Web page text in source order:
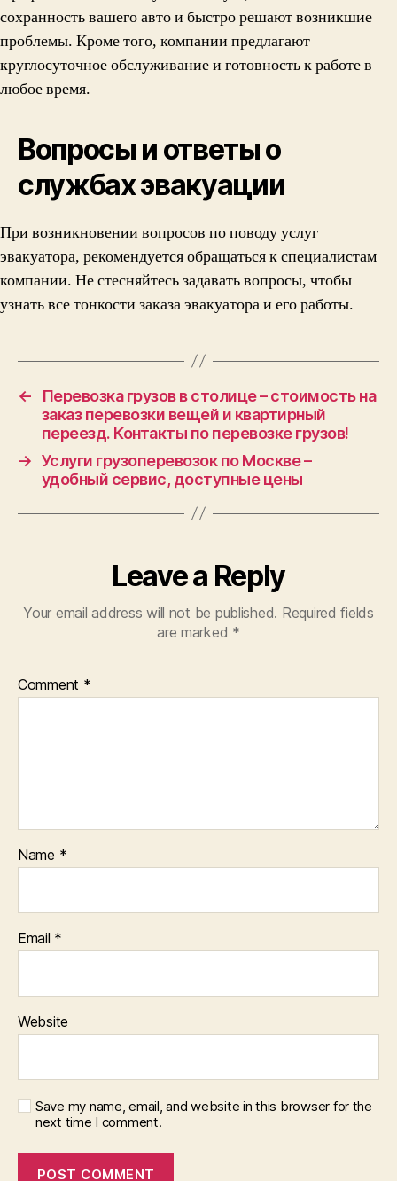
сохранность вашего авто и быстро решают возникшие
проблемы. Кроме того, компании предлагают
круглосуточное обслуживание и готовность к работе в
любое время.
Вопросы и ответы о
службах эвакуации
При возникновении вопросов по поводу услуг
эвакуатора, рекомендуется обращаться к специалистам
компании. Не стесняйтесь задавать вопросы, чтобы
узнать все тонкости заказа эвакуатора и его работы.
←
Перевозка грузов в столице – стоимость на
заказ перевозки вещей и квартирный
переезд. Контакты по перевозке грузов!
→ Услуги грузоперевозок по Москве –
удобный сервис, доступные цены
Leave a Reply
Your email address will not be published. Required fields
are marked *
Comment *
Name *
Email *
Website
Save my name, email, and website in this browser for the
next time I comment.